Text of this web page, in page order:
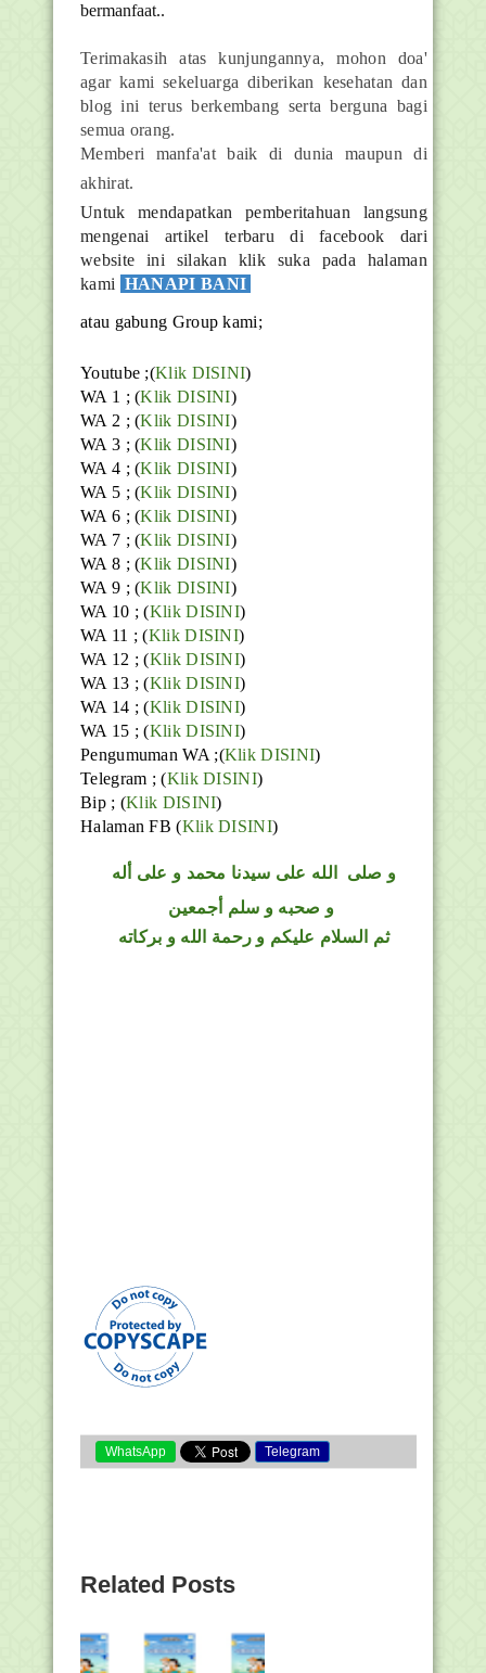
bermanfaat..
Terimakasih atas kunjungannya, mohon doa'
agar kami sekeluarga diberikan kesehatan dan
blog ini terus berkembang serta berguna bagi
semua orang.
Memberi manfa'at baik di dunia maupun di
akhirat.
Untuk mendapatkan pemberitahuan langsung
mengenai artikel terbaru di facebook dari
website ini silakan klik suka pada halaman
kami HANAPI BANI
atau gabung Group kami;
Youtube ;(Klik DISINI)
WA 1 ; (Klik DISINI)
WA 2 ; (Klik DISINI)
WA 3 ; (Klik DISINI)
WA 4 ; (Klik DISINI)
WA 5 ; (Klik DISINI)
WA 6 ; (Klik DISINI)
WA 7 ; (Klik DISINI)
WA 8 ; (Klik DISINI)
WA 9 ; (Klik DISINI)
WA 10 ; (Klik DISINI)
WA 11 ; (Klik DISINI)
WA 12 ; (Klik DISINI)
WA 13 ; (Klik DISINI)
WA 14 ; (Klik DISINI)
WA 15 ; (Klik DISINI)
Pengumuman WA ;(Klik DISINI)
Telegram ;(Klik DISINI)
Bip ; (Klik DISINI)
Halaman FB(Klik DISINI)
و صلى الله على سيدنا محمد و على أله
و صحبه و سلم أجمعين
ثم السلام عليكم و رحمة الله و بركاته
WhatsApp Telegram
Related Posts